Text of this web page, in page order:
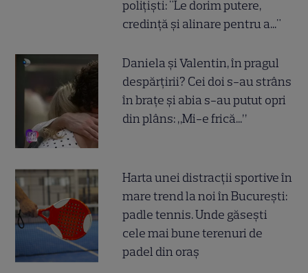
polițiști: "Le dorim putere,
credință și alinare pentru a..."
Daniela și Valentin, în pragul
despărțirii? Cei doi s-au strâns
în brațe și abia s-au putut opri
din plâns: „Mi-e frică...”
Harta unei distracții sportive în
mare trend la noi în București:
padle tennis. Unde găsești
cele mai bune terenuri de
padel din oraș